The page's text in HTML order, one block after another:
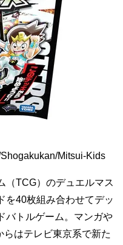
Mitsui-Kids
（TCG）のデュエルマス
を40枚組み合わせてデッ
バトルゲーム。マンガや
はテレビ東京系で新た